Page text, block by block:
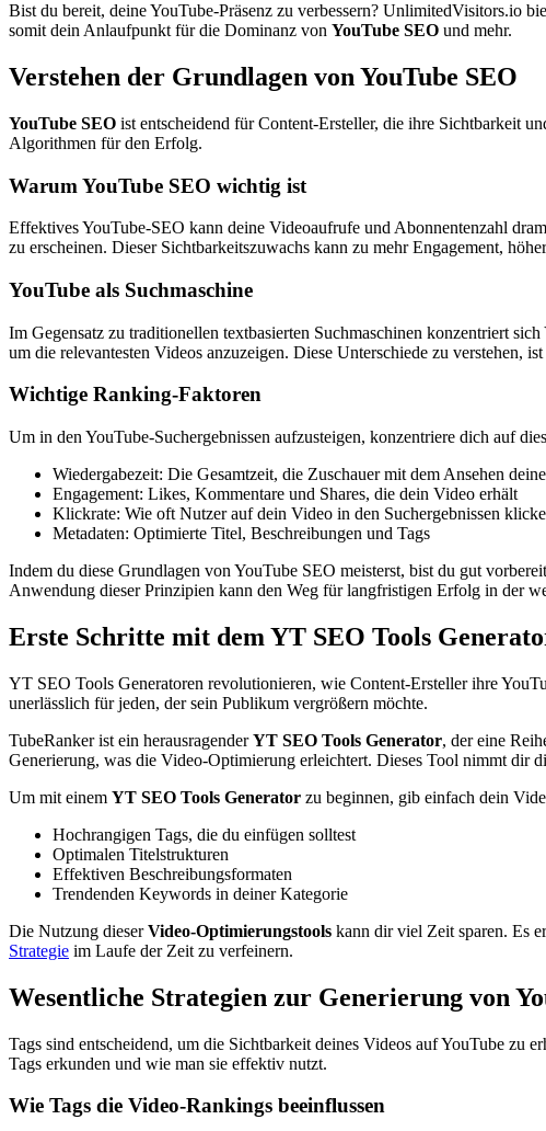
Bist du bereit, deine YouTube-Präsenz zu verbessern? UnlimitedVisitors.io
somit dein Anlaufpunkt für die Dominanz von YouTube SEO und mehr.
Verstehen der Grundlagen von YouTube SEO
YouTube SEO ist entscheidend für Content-Ersteller, die ihre Sichtbarkeit
Algorithmen für den Erfolg.
Warum YouTube SEO wichtig ist
Effektives YouTube-SEO kann deine Videoaufrufe und Abonnentenzahl
zu erscheinen. Dieser Sichtbarkeitszuwachs kann zu mehr Engagement,
YouTube als Suchmaschine
Im Gegensatz zu traditionellen textbasierten Suchmaschinen konzentriert
um die relevantesten Videos anzuzeigen. Diese Unterschiede zu verstehen,
Wichtige Ranking-Faktoren
Um in den YouTube-Suchergebnissen aufzusteigen, konzentriere dich auf
Wiedergabezeit: Die Gesamtzeit, die Zuschauer mit dem Ansehen
Engagement: Likes, Kommentare und Shares, die dein Video erhält
Klickrate: Wie oft Nutzer auf dein Video in den Suchergebnissen
Metadaten: Optimierte Titel, Beschreibungen und Tags
Indem du diese Grundlagen von YouTube SEO meisterst, bist du gut
Anwendung dieser Prinzipien kann den Weg für langfristigen Erfolg in der
Erste Schritte mit dem YT SEO Tools
YT SEO Tools Generatoren revolutionieren, wie Content-Ersteller ihre
unerlässlich für jeden, der sein Publikum vergrößern möchte.
TubeRanker ist ein herausragenderYT SEO Tools Generator, der eine
Generierung, was die Video-Optimierung erleichtert. Dieses Tool nimmt dir
Um mit einem YT SEO Tools Generator zu beginnen, gib einfach dein
Hochrangigen Tags, die du einfügen solltest
Optimalen Titelstrukturen
Effektiven Beschreibungsformaten
Trendenden Keywords in deiner Kategorie
Die Nutzung dieserVideo-Optimierungstools kann dir viel Zeit sparen. Es
Strategie im Laufe der Zeit zu verfeinern.
Wesentliche Strategien zur Generierung von
Tags sind entscheidend, um die Sichtbarkeit deines Videos auf YouTube zu
Tags erkunden und wie man sie effektiv nutzt.
Wie Tags die Video-Rankings beeinflussen